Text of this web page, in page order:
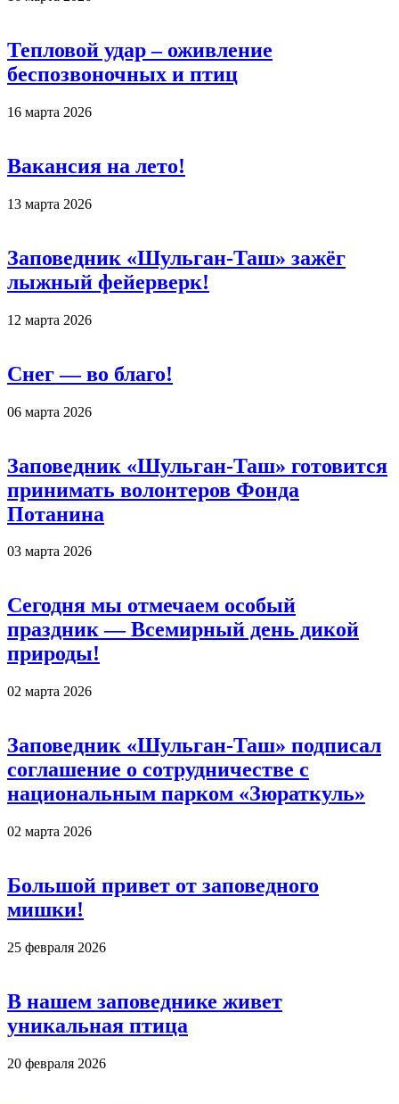
Тепловой удар – оживление
беспозвоночных и птиц
16 марта 2026
Вакансия на лето!
13 марта 2026
Заповедник «Шульган-Таш» зажёг
лыжный фейерверк!
12 марта 2026
Снег — во благо!
06 марта 2026
Заповедник «Шульган-Таш» готовится
принимать волонтеров Фонда
Потанина
03 марта 2026
Сегодня мы отмечаем особый
праздник — Всемирный день дикой
природы!
02 марта 2026
Заповедник «Шульган-Таш» подписал
соглашение о сотрудничестве с
национальным парком «Зюраткуль»
02 марта 2026
Большой привет от заповедного
мишки!
25 февраля 2026
В нашем заповеднике живет
уникальная птица
20 февраля 2026